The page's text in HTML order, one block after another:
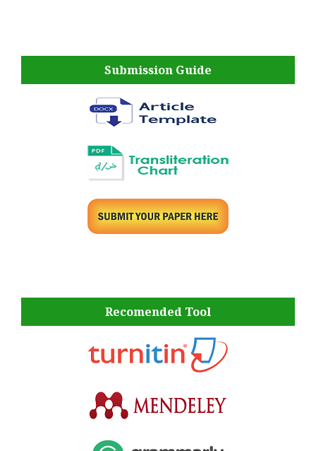
Submission Guide
Recomended Tool